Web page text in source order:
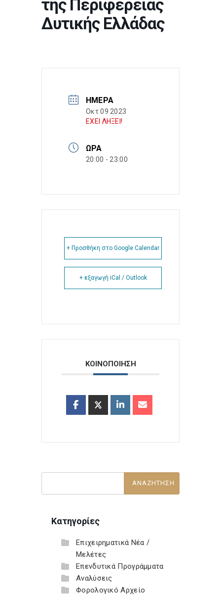
της Περιφέρειας
Δυτικής Ελλάδας
ΗΜΈΡΑ
Οκτ 09 2023
ΕΧΕΙ ΛΗΞΕΙ!
ΏΡΑ
20:00 - 23:00
+ Προσθήκη στο Google Calendar
+ εξαγωγή iCal / Outlook
ΚΟΙΝΟΠΟΙΗΣΗ
Κατηγορίες
Επιχειρηματικά Νέα /
Μελέτες
Επενδυτικά Προγράμματα
Αναλύσεις
Φορολογικό Αρχείο